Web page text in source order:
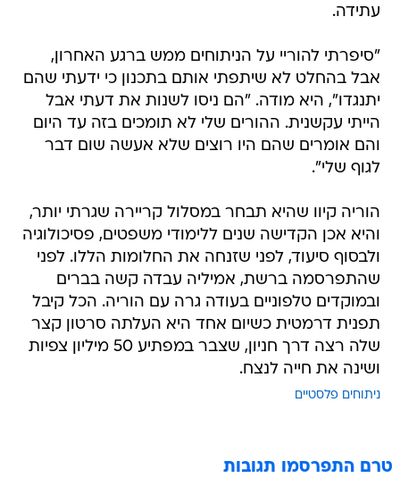
עתידה.
"סיפרתי להוריי על הניתוחים ממש ברגע האחרון,
אבל בהחלט לא שיתפתי אותם בתכנון כי ידעתי שהם
יתנגדו", היא מודה. "הם ניסו לשנות את דעתי אבל
הייתי עקשנית. ההורים שלי לא תומכים בזה עד היום
והם אומרים שהם היו רוצים שלא אעשה שום דבר
לגוף שלי".
הוריה קיוו שהיא תבחר במסלול קריירה שגרתי יותר,
והיא אכן הקדישה שנים ללימודי משפטים, פסיכולוגיה
ולבסוף סיעוד, לפני שזנחה את החלומות הללו. לפני
שהתפרסמה ברשת, אמיליה עבדה קשה בברים
ובמוקדים טלפוניים בעודה גרה עם הוריה. הכל קיבל
תפנית דרמטית כשיום אחד היא העלתה סרטון קצר
שלה רצה דרך חניון, שצבר במפתיע 50 מיליון צפיות
ושינה את חייה לנצח.
ניתוחים פלסטיים
טרם התפרסמו תגובות